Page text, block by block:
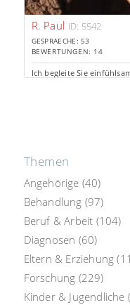
R. Paul ID: 5542
GESPRAECHE: 53
BEWERTUNGEN: 14
Ich begleite Sie
Themen
Angehörige (40)
Behandlung (97)
Beruf & Arbeit (104)
Diagnosen (60)
Eltern & Erziehung
Forschung (229)
Kinder & Jugendliche